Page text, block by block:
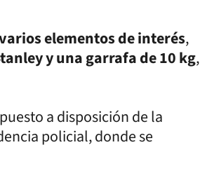
elementos de interés,
y una garrafa de 10 kg,
a disposición de la
policial, donde se